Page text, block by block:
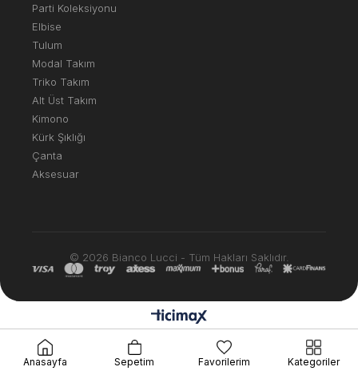
Parti Koleksiyonu
Elbise
Tulum
Modal Takım
Triko Takım
Alt Üst Takım
Kimono
Kürk Şıklığı
Çanta
Aksesuar
© 2026 Bianco Lucci - Tüm Hakları Saklıdır.
Anasayfa Sepetim Favorilerim Kategoriler